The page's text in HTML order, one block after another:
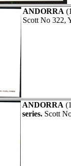
ANDORRA
Scott No 322,
ANDORRA
series. Scott